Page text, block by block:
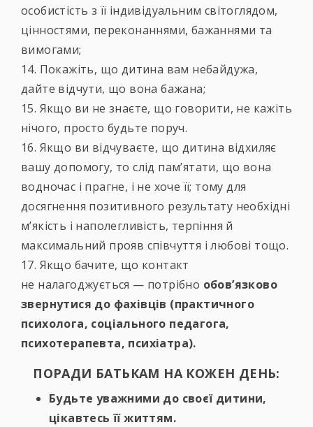
особистість з її індивідуальним світоглядом,
цінностями, переконаннями, бажаннями та
вимогами;
14. Покажіть, що дитина вам небайдужа,
дайте відчути, що вона бажана;
15. Якщо ви не знаєте, що говорити, не кажіть
нічого, просто будьте поруч.
16. Якщо ви відчуваєте, що дитина відхиляє
вашу допомогу, то слід пам’ятати, що вона
водночас і прагне, і не хоче її; тому для
досягнення позитивного результату необхідні
м’якість і наполегливість, терпіння й
максимальний прояв співчуття і любові тощо.
17. Якщо бачите, що контакт
не налагоджується — потрібно обов’язково
звернутися до фахівців (практичного
психолога, соціального педагога,
психотерапевта, психіатра).
ПОРАДИ БАТЬКАМ НА КОЖЕН ДЕНЬ:
Будьте уважними до своєї дитини,
цікавтесь її життям.